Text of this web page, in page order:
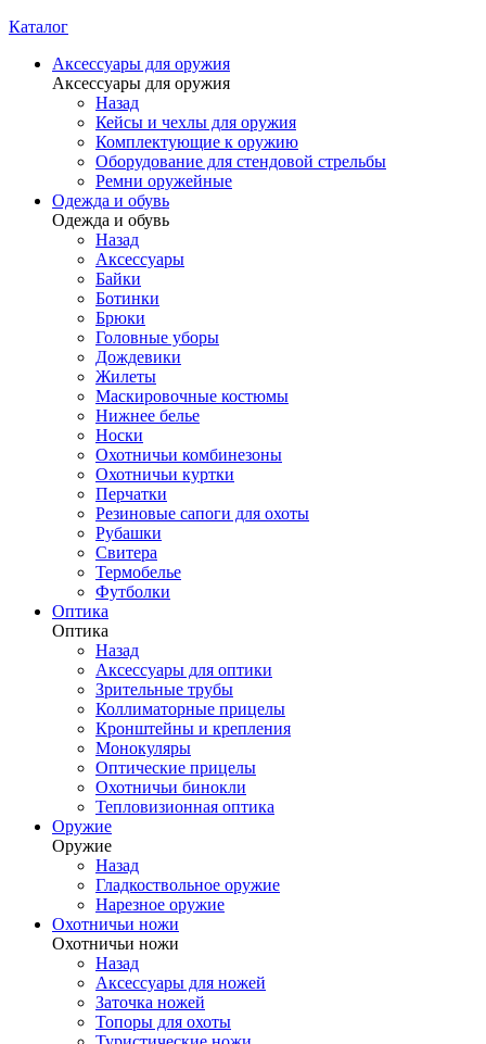
Каталог
Аксессуары для оружия
Аксессуары для оружия
Назад
Кейсы и чехлы для оружия
Комплектующие к оружию
Оборудование для стендовой стрельбы
Ремни оружейные
Одежда и обувь
Одежда и обувь
Назад
Аксессуары
Байки
Ботинки
Брюки
Головные уборы
Дождевики
Жилеты
Маскировочные костюмы
Нижнее белье
Носки
Охотничьи комбинезоны
Охотничьи куртки
Перчатки
Резиновые сапоги для охоты
Рубашки
Свитера
Термобелье
Футболки
Оптика
Оптика
Назад
Аксессуары для оптики
Зрительные трубы
Коллиматорные прицелы
Кронштейны и крепления
Монокуляры
Оптические прицелы
Охотничьи бинокли
Тепловизионная оптика
Оружие
Оружие
Назад
Гладкоствольное оружие
Нарезное оружие
Охотничьи ножи
Охотничьи ножи
Назад
Аксессуары для ножей
Заточка ножей
Топоры для охоты